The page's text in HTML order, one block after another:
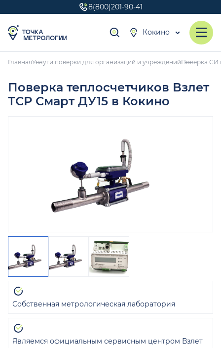
8(800)201-90-41
Кокино
ГлавнаяУслуги поверки для организаций и учрежденийПоверка СИ
Поверка теплосчетчиков Взлет
ТСР Смарт ДУ15 в Кокино
Собственная метрологическая лаборатория
Являемся официальным сервисным центром Взлет